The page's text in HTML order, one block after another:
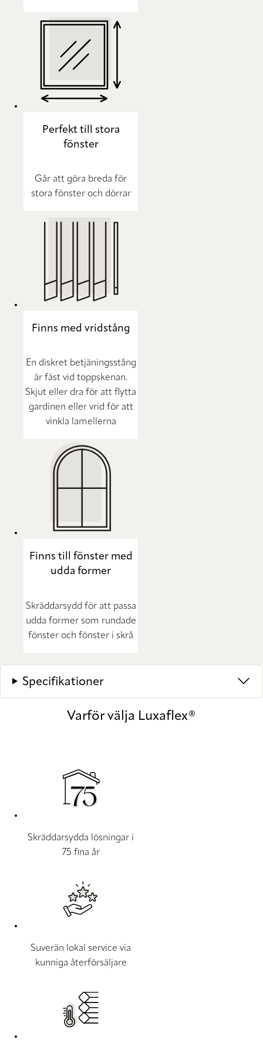
Perfekt till stora
fönster
Går att göra breda för
stora fönster och dörrar
Finns med vridstång
En diskret betjäningsstång
är fäst vid toppskenan.
Skjut eller dra för att flytta
gardinen eller vrid för att
vinkla lamellerna
Finns till fönster med
udda former
Skräddarsydd för att passa
udda former som rundade
fönster och fönster i skrå
Specifikationer
Varför välja Luxaflex®
Skräddarsydda lösningar i
75 fina år
Suverän lokal service via
kunniga återförsäljare